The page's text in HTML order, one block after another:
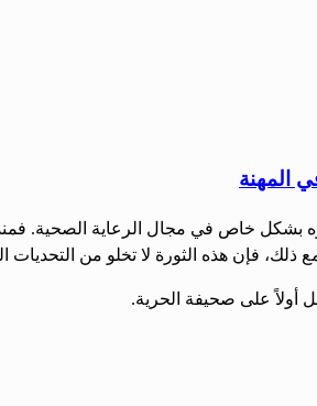
المهنة
بشكل خاص في مجال الرعاية الصحية.
ذلك، فإن هذه الثورة لا تخلو من التحديات
أولاً على صحيفة الحرية.